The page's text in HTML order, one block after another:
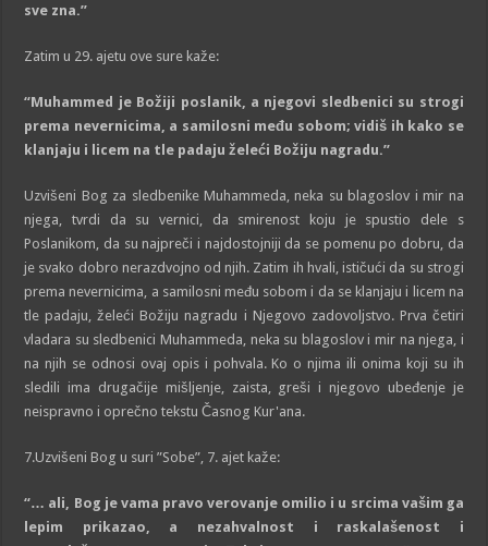
sve zna.”
Zatim u 29. ajetu ove sure kaže:
“Muhammed je Božiji poslanik, a njegovi s edbenici su strogi
prema nevernicima, a samilosni među sobom; vidiš ih kako se
klanjaju i licem na tle padaju želeći Božiju nagradu.”
Uzvišeni Bog za sledbenike Muhammeda, neka su blagoslov i mir na
njega, tvrdi da su vernici, da smirenost koju je spustio dele s
Poslanikom, da su najpreči i najdostojniji da se pomenu po dobru, da
je svako dobro nerazdvojno od njih. Zatim ih hvali, ističući da su strogi
prema nevernicima, a samilosni među sobom i da se klanjaju i licem na
tle padaju, želeći Božiju nagradu i Njegovo zadovoljstvo. Prva četiri
vladara su sledbenici Muhammeda, neka su blagoslov i mir na njega, i
na njih se odnosi ovaj opis i pohvala. Ko o njima ili onima koji su ih
sledili ima drugačije mišljenje, zaista, greši i njegovo ubeđenje je
neispravno i oprečno tekstu Časnog Kur'ana.
7.Uzvišeni Bog u suri ”Sobe”, 7. ajet kaže:
“… ali, Bog je vama pravo verovanje omilio i u srcima vašim ga
lepim prikazao, a nezahvalnost i raskalašenost i